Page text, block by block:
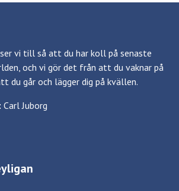
ser vi till så att du har koll på senaste
och vi gör det från att du vaknar på
du går och lägger dig på kvällen.
Carl Juborg